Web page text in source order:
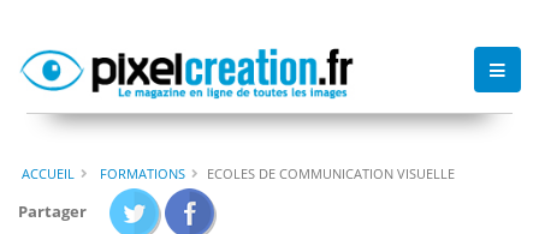
ACCUEIL FORMATIONS ECOLES DE COMMUNICATION VISUELLE
Partager